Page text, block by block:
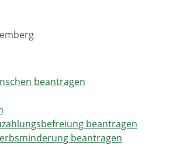
beantragen
beantragen
beantragen